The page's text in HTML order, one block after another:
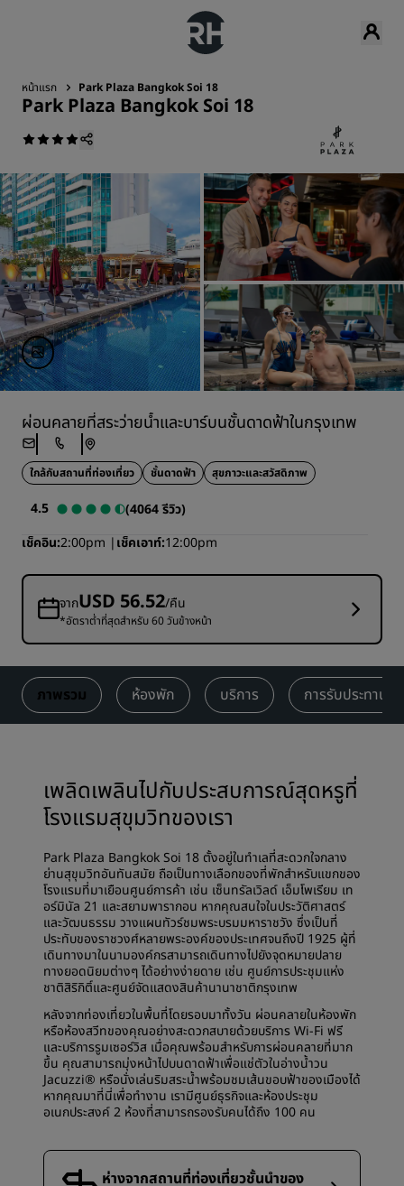
หน้าแรก Park Plaza Bangkok Soi 18
Park Plaza Bangkok Soi 18
ผ่อนคลายที่สระว่ายน้ำและบาร์บนชั้นดาดฟ้าในกรุงเทพ
ใกล้กับสถานที่ท่องเที่ยว ชั้นดาดฟ้า สุขภาวะและสวัสดิภาพ
4.5
(4064 รีวิว)
เช็คอิน 2:00pm เช็คเอาท์ 12:00pm
จากUSD 56.52/คืน
*อัตราต่ำที่สุดสำหรับ 60 วันข้างหน้า
ภาพรวม ห้องพัก บริการ การรับประทานอ
เพลิดเพลินไปกับประสบการณ์สุดหรูที่
โรงแรมสุขุมวิทของเรา
Park Plaza Bangkok Soi 18 ตั้งอยู่ในทำเลที่สะดวกใจกลาง
ย่านสุขุมวิทอันทันสมัย ถือเป็นทางเลือกของที่พักสำหรับแขกของ
โรงแรมที่มาเยือนศูนย์การค้า เช่น เซ็นทรัลเวิลด์ เอ็มโพเรียม เท
อร์มินัล 21 และสยามพารากอน หากคุณสนใจในประวัติศาสตร์
และวัฒนธรรม วางแผนทัวร์ชมพระบรมมหาราชวัง ซึ่งเป็นที่
ประทับของราชวงศ์หลายพระองค์ของประเทศจนถึงปี 1925 ผู้ที่
เดินทางมาในนามองค์กรสามารถเดินทางไปยังจุดหมายปลาย
ทางยอดนิยมต่างๆ ได้อย่างง่ายดาย เช่น ศูนย์การประชุมแห่ง
ชาติสิริกิติ์และศูนย์จัดแสดงสินค้านานาชาติกรุงเทพ
หลังจากท่องเที่ยวในพื้นที่โดยรอบมาทั้งวัน ผ่อนคลายในห้องพัก
หรือห้องสวีทของคุณอย่างสะดวกสบายด้วยบริการ Wi-Fi ฟรี
และบริการรูมเซอร์วิส เมื่อคุณพร้อมสำหรับการผ่อนคลายที่มาก
ขึ้น คุณสามารถมุ่งหน้าไปบนดาดฟ้าเพื่อแช่ตัวในอ่างน้ำวน
Jacuzzi® หรือนั่งเล่นริมสระน้ำพร้อมชมเส้นขอบฟ้าของเมืองได้
หากคุณมาที่นี่เพื่อทำงาน เรามีศูนย์ธุรกิจและห้องประชุม
อเนกประสงค์ 2 ห้องที่สามารถรองรับคนได้ถึง 100 คน
ห่างจากสถานที่ท่องเที่ยวชั้นนำของ